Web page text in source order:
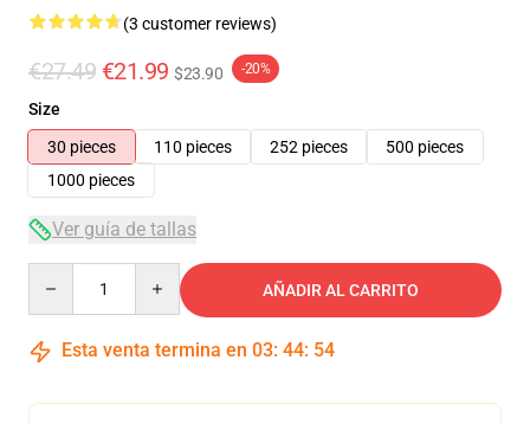
(3 customer reviews)
€27.49 €21.99 $23.90 -20%
Size
30 pieces
110 pieces 252 pieces
500 pieces
1000 pieces
Ver guía de tallas
AÑADIR AL CARRITO
Esta venta termina en 03: 44: 53